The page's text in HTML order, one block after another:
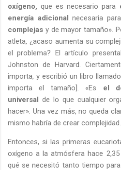
oxígeno, que es necesario para
energía adicional necesaria
complejas y de mayor tamaño».
atleta, ¿acaso aumenta su
el problema? El artículo
Johnston de Harvard.
importa, y escribió un libro llamado
importa el tamaño]. «Es el
universal de lo que cualquier
hacer». Una vez más, no queda
mismo habría de crear complejidad.
Entonces, si las primeras
oxígeno a la atmósfera hace
qué se necesitó tanto tiempo